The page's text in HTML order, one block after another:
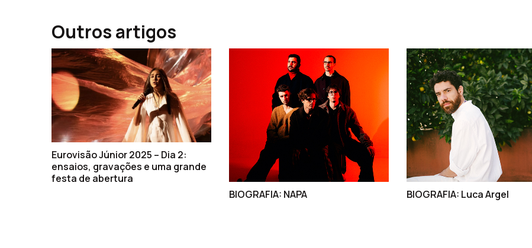
Outros artigos
Eurovisão Júnior 2025 – Dia 2:
ensaios, gravações e uma grande
festa de abertura
BIOGRAFIA: NAPA
BIOGRAFIA: Luca Argel